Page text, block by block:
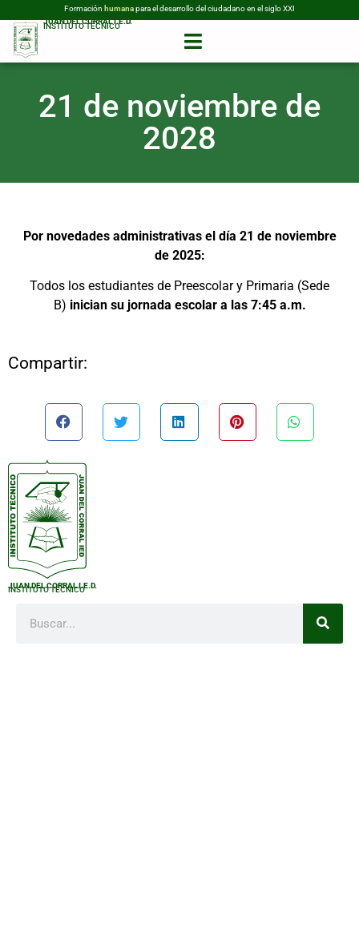
Formación humanapara el desarrollo del ciudadano en el siglo XXI
INSTITUTO TÉCNICO
JUAN DEL CORRAL I.E.D.
21 de noviembre de
2028
Por novedades administrativas el día 21 de noviembre
de 2025:
Todos los estudiantes de Preescolar y Primaria (Sede
B) inician su jornada escolar a las 7:45 a.m.
Compartir:
INSTITUTO TÉCNICO
JUAN DEL CORRAL I.E.D.